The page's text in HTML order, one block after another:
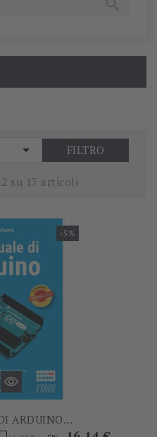
 FILTRO
su 17 articoli
-5%
ARDUINO...